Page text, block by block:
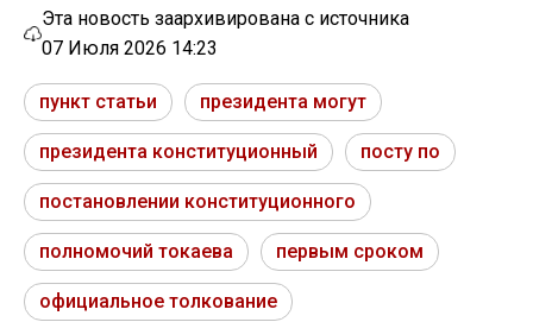
Эта новость заархивирована с источника
07 Июля 2026 14:23
пункт статьи президента могут
президента конституционный посту по
постановлении конституционного
полномочий токаева первым сроком
официальное толкование